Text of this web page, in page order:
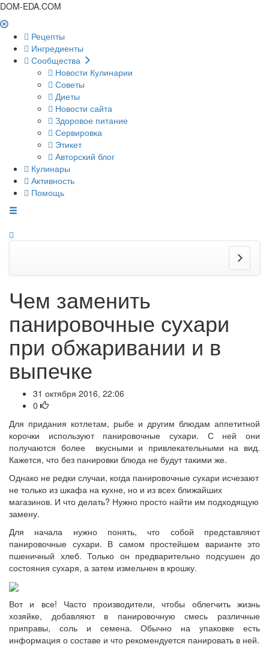
DOM-EDA.COM
Рецепты
Ингредиенты
Сообщества
Новости Кулинарии
Советы
Диеты
Новости сайта
Здоровое питание
Сервировка
Этикет
Авторский блог
Кулинары
Активность
Помощь
Чем заменить
панировочные сухари
при обжаривании и в
выпечке
31 октября 2016, 22:06
0
Для придания котлетам, рыбе и другим блюдам аппетитной
корочки используют панировочные сухари. С ней они
получаются более вкусными и привлекательными на вид.
Кажется, что без панировки блюда не будут такими же.
Однако не редки случаи, когда панировочные сухари исчезают
не только из шкафа на кухне, но и из всех ближайших
магазинов. И что делать? Нужно просто найти им подходящую
замену.
Для начала нужно понять, что собой представляют
панировочные сухари. В самом простейшем варианте это
пшеничный хлеб. Только он предварительно подсушен до
состояния сухаря, а затем измельчен в крошку.
Вот и все! Часто производители, чтобы облегчить жизнь
хозяйке, добавляют в панировочную смесь различные
приправы, соль и семена. Обычно на упаковке есть
информация о составе и что рекомендуется панировать в ней.